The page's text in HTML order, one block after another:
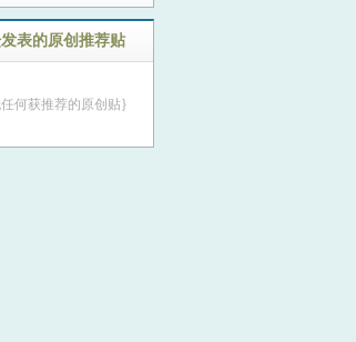
表的原创推荐贴
何获推荐的原创贴}